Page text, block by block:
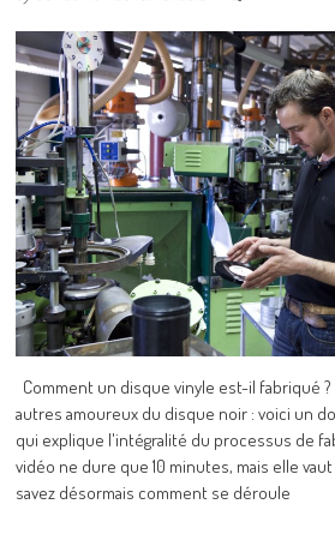
Comment un disque vinyle est-il fabriqué
autres amoureux du disque noir : voici un
qui explique l'intégralité du processus de
vidéo ne dure que 10 minutes, mais elle
savez désormais comment se déroule